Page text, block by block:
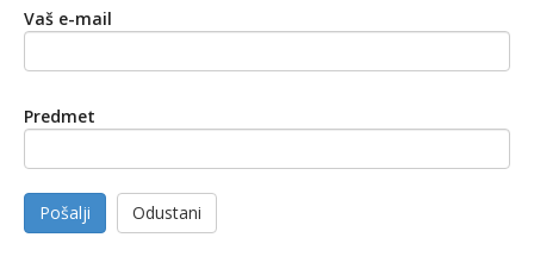
Vaš e-mail
Predmet
Pošalji Odustani